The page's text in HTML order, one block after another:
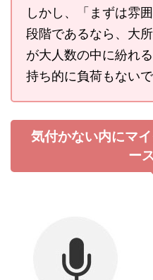
しかし、「まずは雰
段階であるなら、大
が大人数の中に紛れ
持ち的に負荷もないで
気付かない内にマ
ー